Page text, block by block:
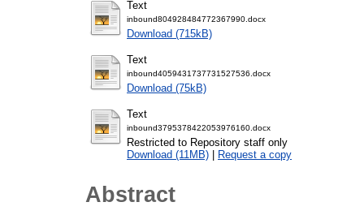
Text
inbound804928484772367990.docx
Download (715kB)
Text
inbound4059431737731527536.docx
Download (75kB)
Text
inbound3795378422053976160.docx
Restricted to Repository staff only
Download (11MB) | Request a copy
Abstract